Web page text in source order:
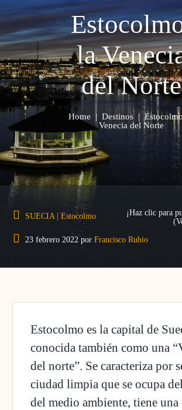
la
del Norte
Home | Destinos |
Venecia del Norte
SUECIA|Estocolmo
¡Haz clic para
23 febrero 2022porFrancisco Rubio
Estocolmo es la capital de
conocida también como una
del norte”. Se caracteriza por
ciudad limpia que se ocupa
del medio ambiente, tiene una